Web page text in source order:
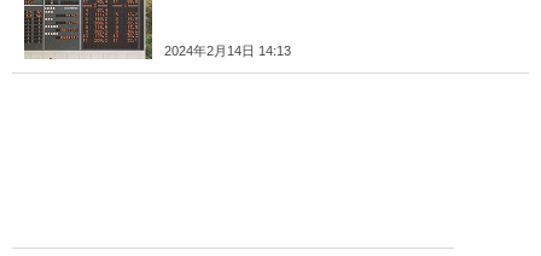
2024年2月14日 14:13